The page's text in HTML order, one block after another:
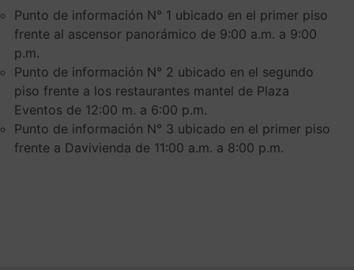
Punto de información N° 1 ubicado en el primer piso
frente al ascensor panorámico de 9:00 a.m. a 9:00
p.m.
Punto de información N° 2 ubicado en el segundo
piso frente a los restaurantes mantel de Plaza
Eventos de 12:00 m. a 6:00 p.m.
Punto de información N° 3 ubicado en el primer piso
frente a Davivienda de 11:00 a.m. a 8:00 p.m.